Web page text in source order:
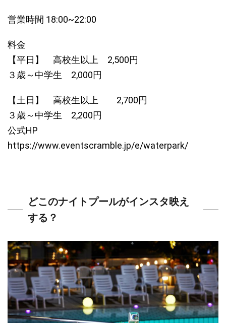
営業時間 18:00~22:00
料金
【平日】 高校生以上 2,500円
３歳～中学生 2,000円
【土日】 高校生以上 2,700円
３歳～中学生 2,200円
公式HP
https://www.eventscramble.jp/e/waterpark/
どこのナイトプールがインスタ映え
する？